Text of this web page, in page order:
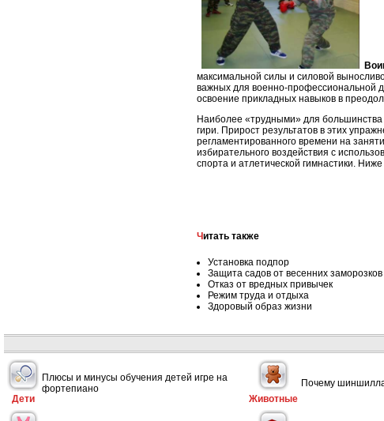
В
максимальной силы и силовой
важных для военно-профессиональной
освоение прикладных навыков в
Наиболее «трудными» для большинства
гири. Прирост результатов в этих
регламентированного времени на
избирательного воздействия с
спорта и атлетической гимнастики.
Читать также
Установка подпор
Защита садов от весенних заморозков
Отказ от вредных привычек
Режим труда и отдыха
Здоровый образ жизни
Дети
Плюсы и минусы обучения детей игре на
фортепиано
Животные
Почему